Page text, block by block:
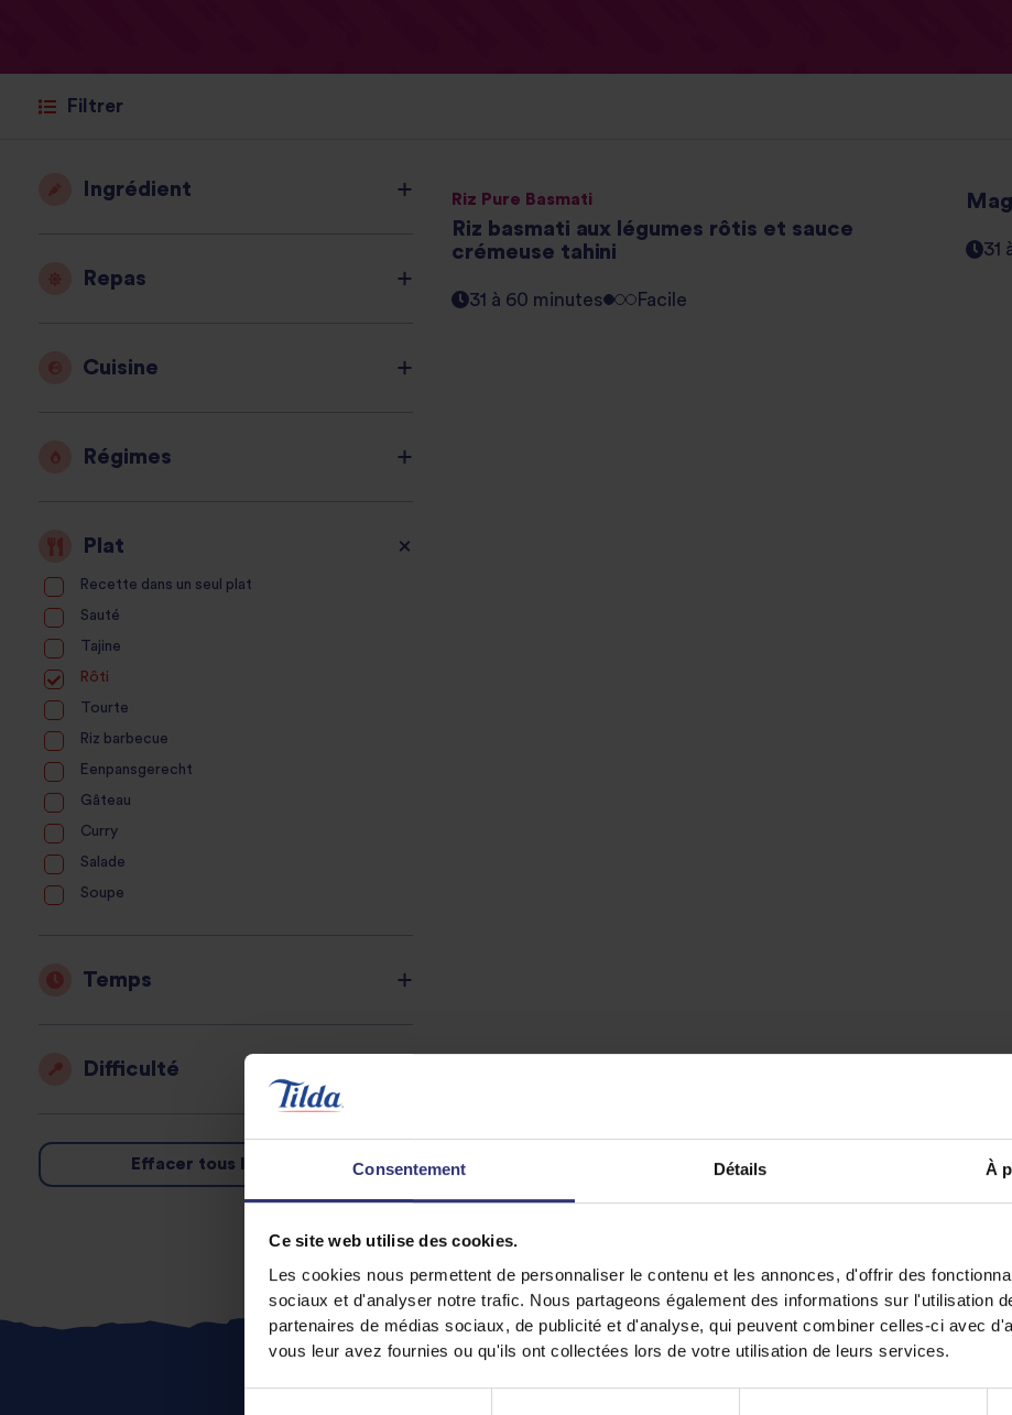
Consentement Détails À
Ce site web utilise des cookies.
Les cookies nous permettent de personnaliser le contenu et les annonces, d'offrir des
sociaux et d'analyser notre trafic. Nous partageons également des informations sur l'utilisation
partenaires de médias sociaux, de publicité et d'analyse, qui peuvent combiner celles-ci avec
vous leur avez fournies ou qu'ils ont collectées lors de votre utilisation de leurs services.
Filtrer
Ingrédient
Repas
Cuisine
Régimes
Plat
Recette dans un seul plat
Sauté
Tajine
Rôti
Tourte
Riz barbecue
Eenpansgerecht
Gâteau
Curry
Salade
Soupe
Temps
Difficulté
Effacer tous les filtres
Riz Pure Basmati
Riz basmati aux légumes rôtis et sauce
crémeuse tahini
31 à 60 minutes Facile
31